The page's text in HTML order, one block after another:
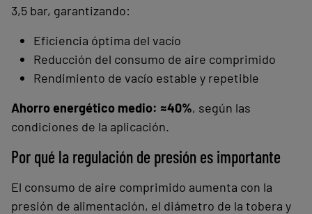
3,5 bar, garantizando:
Eficiencia óptima del vacío
Reducción del consumo de aire comprimido
Rendimiento de vacío estable y repetible
Ahorro energético medio: ≈40%, según las
condiciones de la aplicación.
Por qué la regulación de presión es importante
El consumo de aire comprimido aumenta con la
presión de alimentación, el diámetro de la tobera y